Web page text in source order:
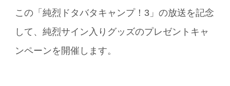
この「純烈ドタバタキャンプ！3」の放送を記念
して、純烈サイン入りグッズのプレゼントキャ
ンペーンを開催します。